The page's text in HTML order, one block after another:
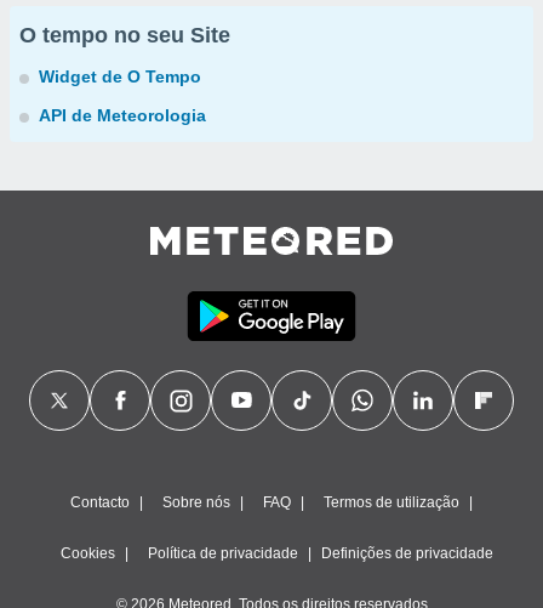
O tempo no seu Site
Widget de O Tempo
API de Meteorologia
Contacto Sobre nós FAQ Termos de utilização
Cookies Política de privacidade Definições de privacidade
© 2026 Meteored. Todos os direitos reservados